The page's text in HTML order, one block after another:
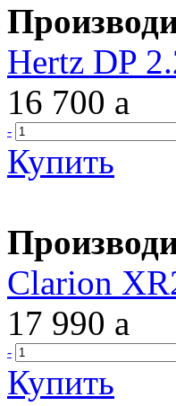
Hertz DP
16 700 a
-
Купить
Clarion
17 990 a
-
Купить